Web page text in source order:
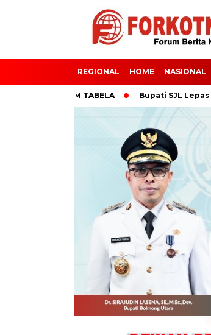
REGIONAL HOME NASIONAL
15S SISTIM TABELA Bupati SJL Lepas